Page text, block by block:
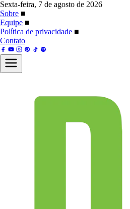
Sexta-feira, 7 de agosto de 2026
Sobre ■
Equipe ■
Política de privacidade ■
Contato